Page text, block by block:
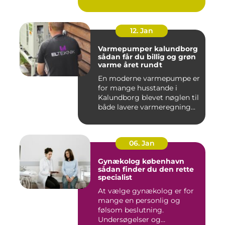
12. Jan
Varmepumper kalundborg
sådan får du billig og grøn
varme året rundt
En moderne varmepumpe er
for mange husstande i
Kalundborg blevet nøglen til
både lavere varmeregning...
06. Jan
Gynækolog københavn
sådan finder du den rette
specialist
At vælge gynækolog er for
mange en personlig og
følsom beslutning.
Undersøgelser og